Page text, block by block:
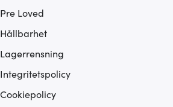
Pre Loved
Hållbarhet
Lagerrensning
Integritetspolicy
Cookiepolicy